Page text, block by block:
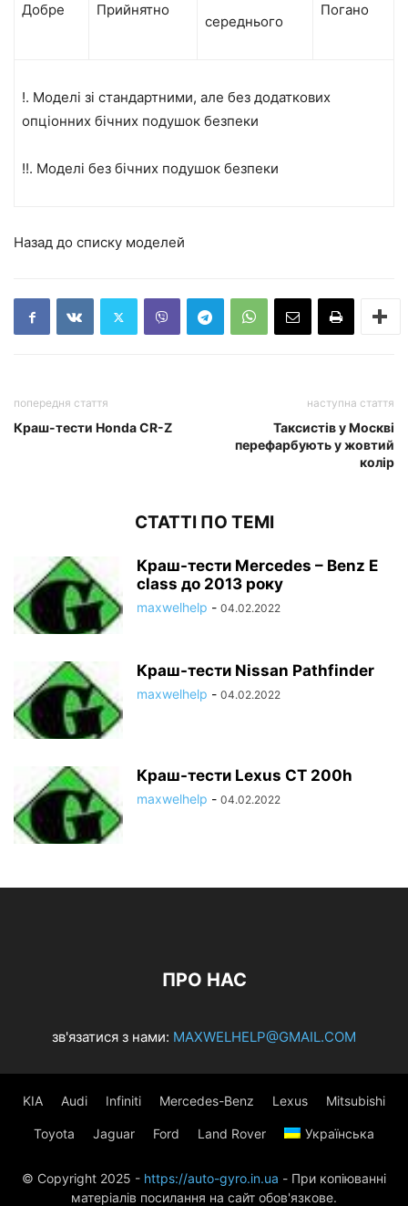
Добре Прийнятно
середнього
Погано
!. Моделі зі стандартними, але без додаткових
опціонних бічних подушок безпеки
!!. Моделі без бічних подушок безпеки
Назад до списку моделей
попередня стаття
Краш-тести Honda CR-Z
наступна стаття
Таксистів у Москві
перефарбують у жовтий
колір
СТАТТІ ПО ТЕМІ
Краш-тести Mercedes – Benz E
class до 2013 року
maxwelhelp - 04.02.2022
Краш-тести Nissan Pathfinder
maxwelhelp - 04.02.2022
Краш-тести Lexus CT 200h
maxwelhelp - 04.02.2022
ПРО НАС
зв'язатися з нами: MAXWELHELP@GMAIL.COM
KIA Audi Infiniti Mercedes-Benz Lexus Mitsubishi
Toyota Jaguar Ford Land Rover Українська
© Copyright 2025 - https://auto-gyro.in.ua - При копіюванні
матеріалів посилання на сайт обов'язкове.